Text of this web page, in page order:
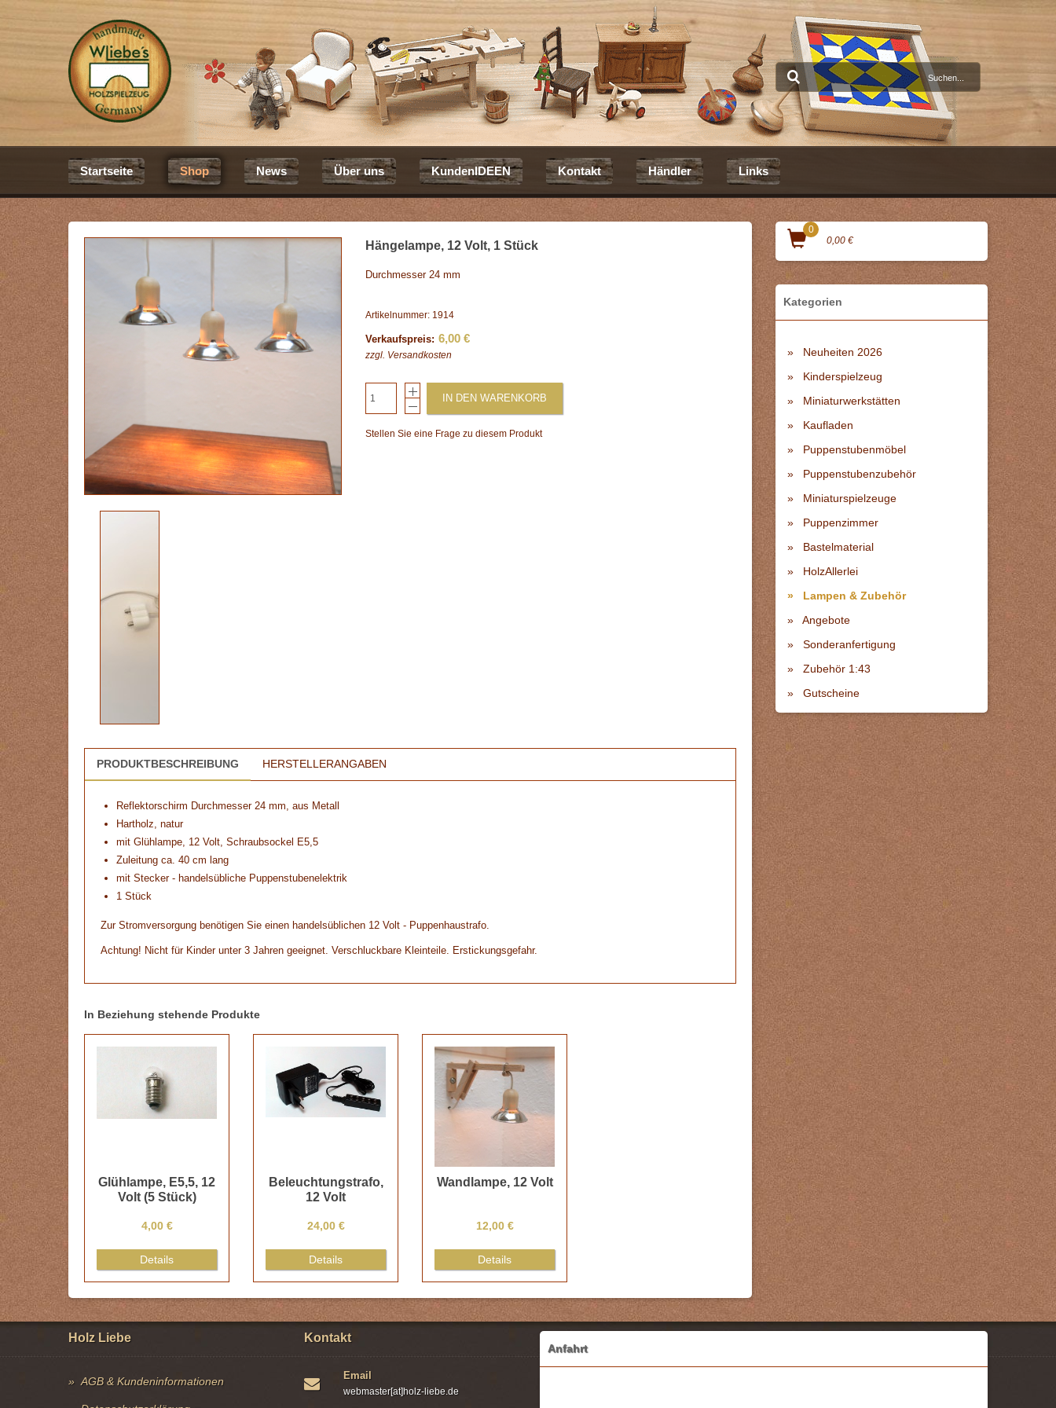
Startseite Shop News Über uns KundenIDEEN Kontakt Händler Links
Hängelampe, 12 Volt, 1 Stück
Durchmesser 24 mm
Artikelnummer: 1914
Verkaufspreis: 6,00 €
zzgl. Versandkosten
IN DEN WARENKORB
Stellen Sie eine Frage zu diesem Produkt
PRODUKTBESCHREIBUNG HERSTELLERANGABEN
Reflektorschirm Durchmesser 24 mm, aus Metall
Hartholz, natur
mit Glühlampe, 12 Volt, Schraubsockel E5,5
Zuleitung ca. 40 cm lang
mit Stecker - handelsübliche Puppenstubenelektrik
1 Stück
Zur Stromversorgung benötigen Sie einen handelsüblichen 12 Volt - Puppenhaustrafo.
Achtung! Nicht für Kinder unter 3 Jahren geeignet. Verschluckbare Kleinteile. Erstickungsgefahr.
In Beziehung stehende Produkte
Glühlampe, E5,5, 12
Volt (5 Stück)
4,00 €
Details
Beleuchtungstrafo,
12 Volt
24,00 €
Details
Wandlampe, 12 Volt
12,00 €
Details
0
0,00 €
Kategorien
Neuheiten 2026
Kinderspielzeug
Miniaturwerkstätten
Kaufladen
Puppenstubenmöbel
Puppenstubenzubehör
Miniaturspielzeuge
Puppenzimmer
Bastelmaterial
HolzAllerlei
Lampen & Zubehör
Angebote
Sonderanfertigung
Zubehör 1:43
Gutscheine
Holz Liebe
AGB & Kundeninformationen
Kontakt
Email
webmaster[at]holz-liebe.de
Anfahrt